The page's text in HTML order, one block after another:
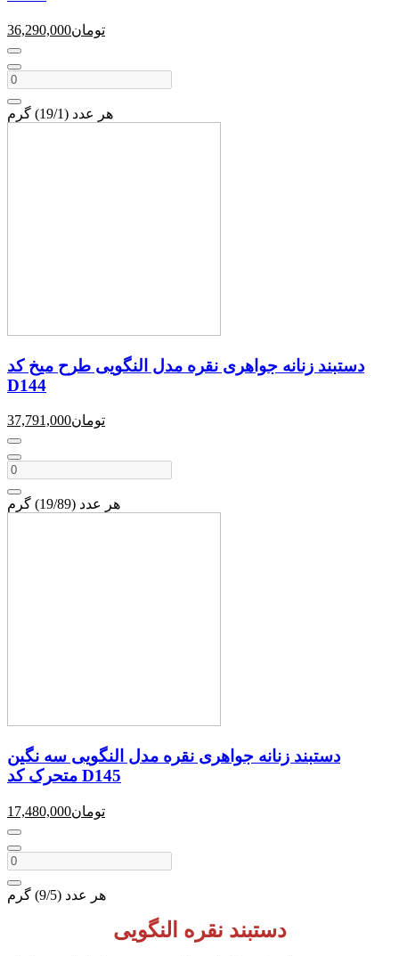
36,290,000تومان
هر عدد (19/1) گرم
دستبند زنانه جواهری نقره مدل النگویی طرح میخ کد
D144
37,791,000تومان
هر عدد (19/89) گرم
دستبند زنانه جواهری نقره مدل النگویی سه نگین
متحرک کد D145
17,480,000تومان
هر عدد (9/5) گرم
دستبند نقره النگویی